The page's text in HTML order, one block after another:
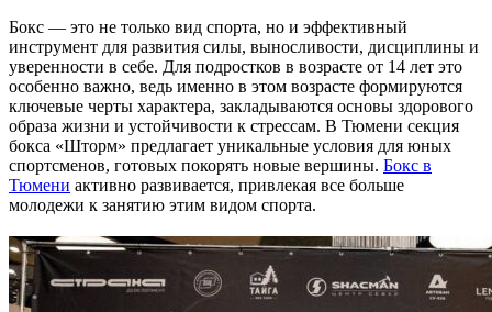
Бокс — это не только вид спорта, но и эффективный
инструмент для развития силы, выносливости, дисциплины и
уверенности в себе. Для подростков в возрасте от 14 лет это
особенно важно, ведь именно в этом возрасте формируются
ключевые черты характера, закладываются основы здорового
образа жизни и устойчивости к стрессам. В Тюмени секция
бокса «Шторм» предлагает уникальные условия для юных
спортсменов, готовых покорять новые вершины. Бокс в
Тюмени активно развивается, привлекая все больше
молодежи к занятию этим видом спорта.